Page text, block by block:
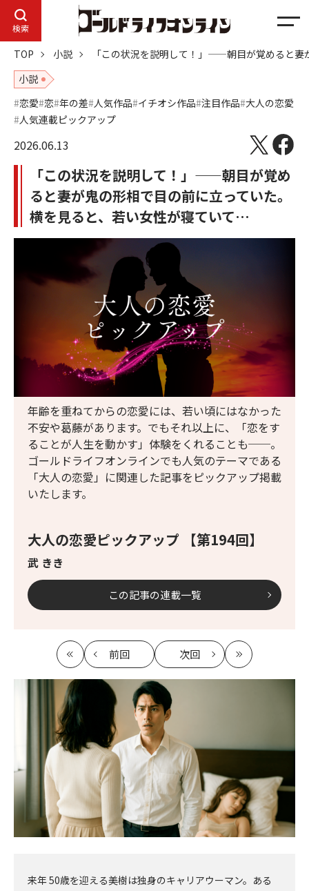
検索
メ
ュ
TOP 小説
「この状況を説明して！」——朝目が覚めると
小説
恋愛 恋 年の差 人気作品 イチオシ作品 注目作品 大人の恋愛
人気連載ピックアップ
2026.06.13
「この状況を説明して！」——朝目が覚め
ると妻が鬼の形相で目の前に立っていた。
横を見ると、若い女性が寝ていて…
大人の恋愛ピックアップ 【第194回】
武 きき
年齢を重ねてからの恋愛には、若い頃にはなかった
不安や葛藤があります。でもそれ以上に、「恋をす
ることが人生を動かす」体験をくれることも──。
ゴールドライフオンラインでも人気のテーマである
「大人の恋愛」に関連した記事をピックアップ掲載
いたします。
この記事の連載一覧
最
初
前回
記
事
へ
次回
記
最
新
来年 50歳を迎える美樹は独身のキャリアウーマン。ある